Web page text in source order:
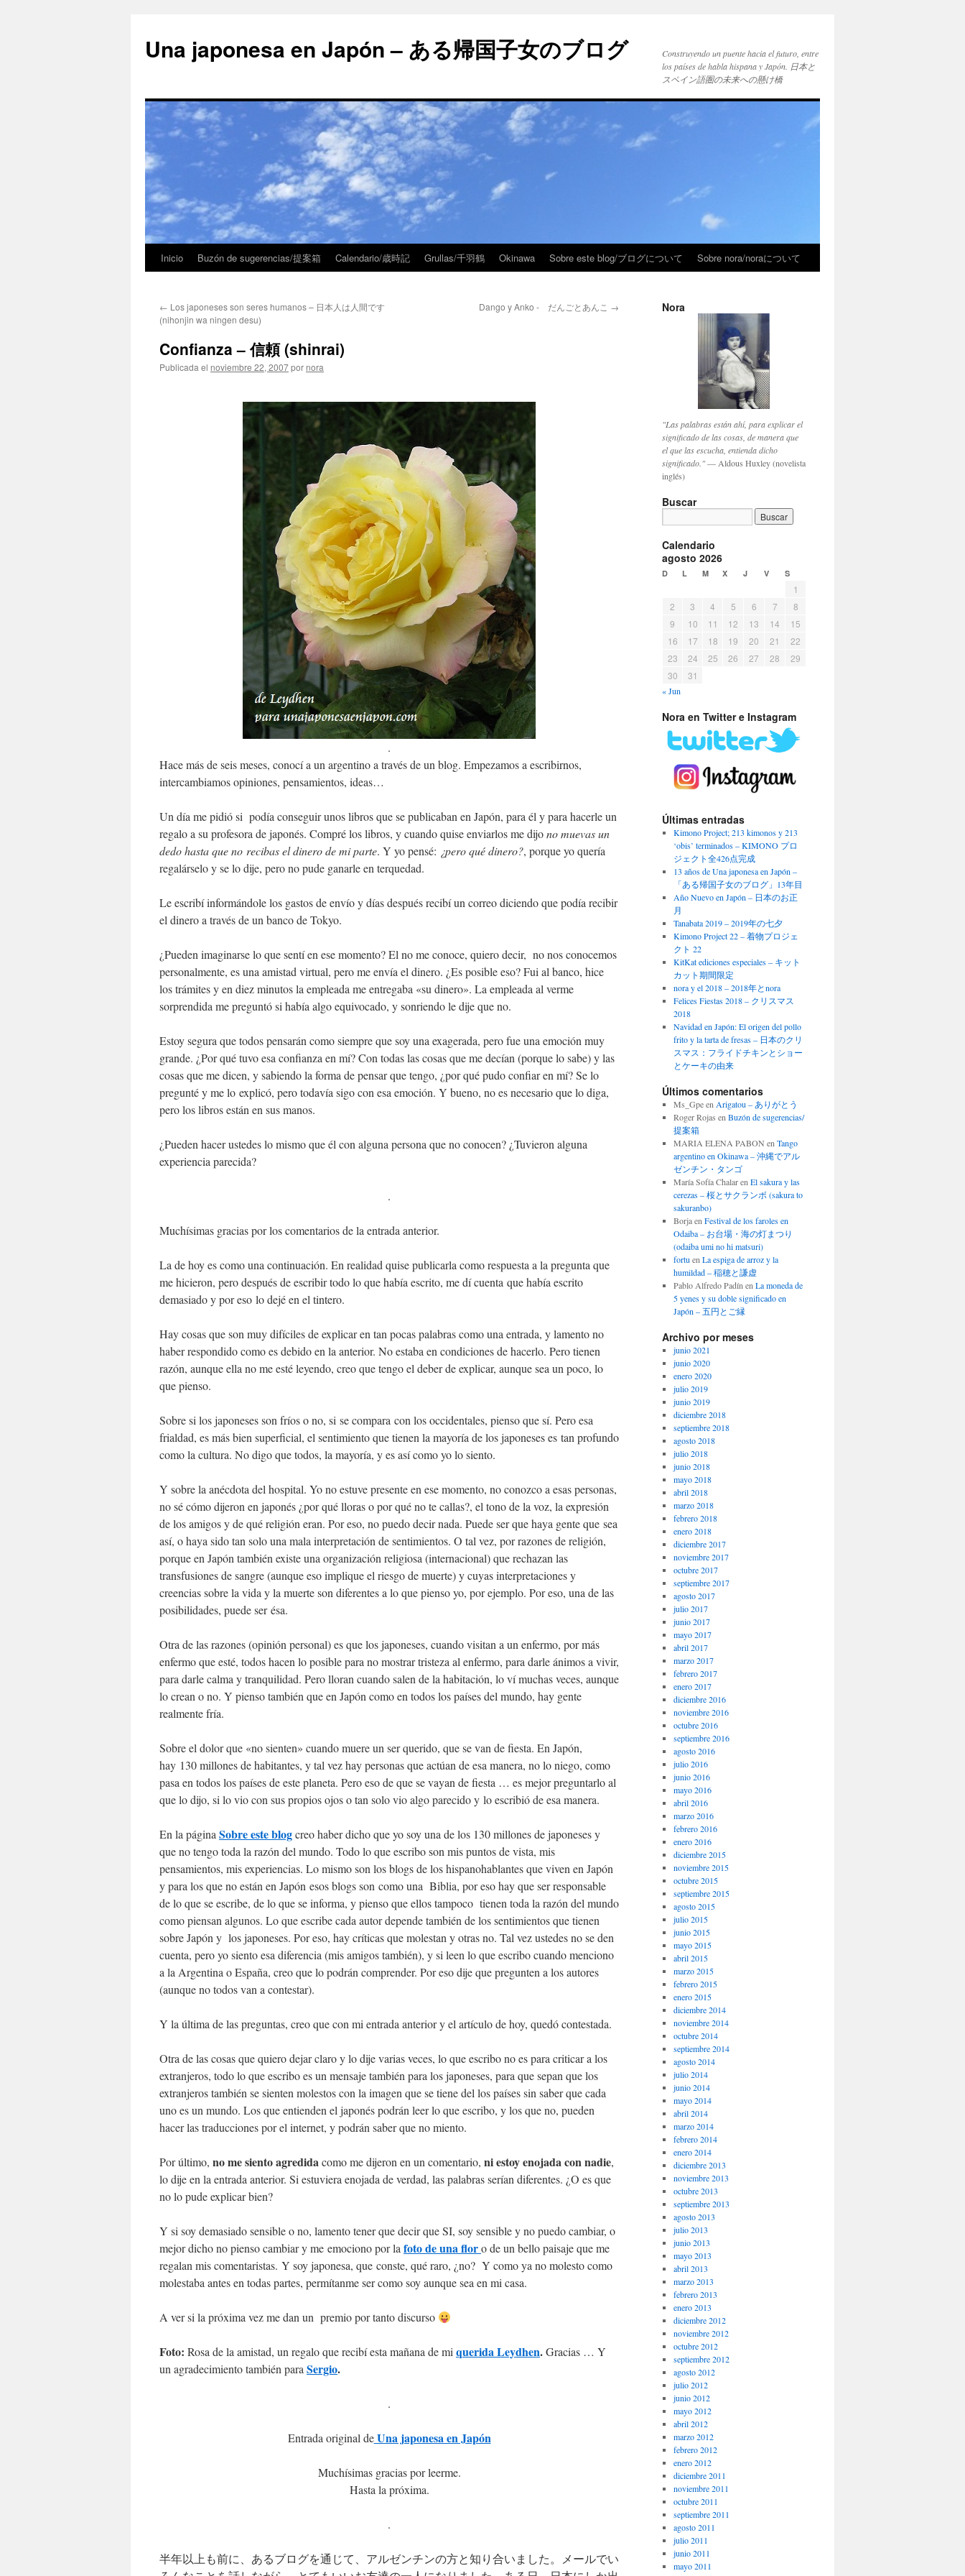
Una japonesa en Japón – ある帰国子女のブログ
Construyendo un puente hacia el futuro, entre
los países de habla hispana y Japón. 日本と
スペイン語圏の未来への懸け橋
Inicio Buzón de sugerencias/提案箱 Calendario/歳時記 Grullas/千羽鶴 Okinawa Sobre este blog/ブログについて Sobre nora/noraについて
← Los japoneses son seres humanos – 日本人は人間です
(nihonjin wa ningen desu)
Dango y Anko - だんごとあんこ →
Confianza – 信頼 (shinrai)
Publicada el noviembre 22, 2007por nora
.
Hace más de seis meses, conocí a un argentino a través de un blog. Empezamos a escribirnos,
intercambiamos opiniones, pensamientos, ideas…
Un día me pidió si podía conseguir unos libros que se publicaban en Japón, para él y para hacerle un
regalo a su profesora de japonés. Compré los libros, y cuando quise enviarlos me dijono muevas un
dedo hasta que no recibas el dinero de mi parte. Y yo pensé: ¿pero qué dinero?, porque yo quería
regalárselo y se lo dije, pero no pude ganarle en terquedad.
Le escribí informándole los gastos de envío y días después recibí un correo diciendo que podía recibir
el dinero a través de un banco de Tokyo.
¿Pueden imaginarse lo que sentí en ese momento? El no me conoce, quiero decir, no nos conocemos
personalmente, es una amistad virtual, pero me envía el dinero. ¿Es posible eso? Fui al banco, hice
los trámites y en diez minutos la empleada me entregaba «su dinero». La empleada al verme
sorprendida me preguntó si había algo equivocado, y sonriendo le dije que no.
Estoy segura que todos pensarán como siempre que soy una exagerada, pero fue una emoción muy
grande. ¿Por qué tuvo esa confianza en mí? Con todas las cosas que me decían (porque lo sabe) y las
cosas que me dicen, y sabiendo la forma de pensar que tengo, ¿por qué pudo confiar en mí? Se lo
pregunté y me lo explicó, pero todavía sigo con esa emoción. Y bueno, no es necesario que lo diga,
pero los libros están en sus manos.
¿Pueden hacer ustedes lo mismo que él con alguna persona que no conocen? ¿Tuvieron alguna
experiencia parecida?
.
Muchísimas gracias por los comentarios de la entrada anterior.
La de hoy es como una continuación. En realidad quise publicarla como respuesta a la pregunta que
me hicieron, pero después de escribir todo lo que había escrito, me dí cuenta que había escrito
demasiado y por eso lo dejé en el tintero.
Hay cosas que son muy difíciles de explicar en tan pocas palabras como una entrada, y lamento no
haber respondido como es debido en la anterior. No estaba en condiciones de hacerlo. Pero tienen
razón, aunque ella no me esté leyendo, creo que tengo el deber de explicar, aunque sea un poco, lo
que pienso.
Sobre si los japoneses son fríos o no, si se compara con los occidentales, pienso que sí. Pero esa
frialdad, es más bien superficial, el sentimiento que tienen la mayoría de los japoneses es tan profundo
como la cultura. No digo que todos, la mayoría, y es así como yo lo siento.
Y sobre la anécdota del hospital. Yo no estuve presente en ese momento, no conozco a esas personas,
no sé cómo dijeron en japonés ¿por qué lloras o por qué no te callas?, el tono de la voz, la expresión
de los amigos y de qué religión eran. Por eso, no puedo decir nada. Puede ser que haya gente que sea
así, o haya sido tan solo una mala interpretación de sentimientos. O tal vez, por razones de religión,
porque en Japón también existe una organización religiosa (internacional) que rechazan las
transfusiones de sangre (aunque eso implique el riesgo de muerte) y cuyas interpretaciones y
creencias sobre la vida y la muerte son diferentes a lo que pienso yo, por ejemplo. Por eso, una de las
posibilidades, puede ser ésa.
Otra de las razones (opinión personal) es que los japoneses, cuando visitan a un enfermo, por más
enfermo que esté, todos hacen lo posible para no mostrar tristeza al enfermo, para darle ánimos a vivir,
para darle calma y tranquilidad. Pero lloran cuando salen de la habitación, lo ví muchas veces, aunque
lo crean o no. Y pienso también que en Japón como en todos los países del mundo, hay gente
realmente fría.
Sobre el dolor que «no sienten» cuando muere un ser querido, que se van de fiesta. En Japón,
hay 130 millones de habitantes, y tal vez hay personas que actúan de esa manera, no lo niego, como
pasa en todos los países de este planeta. Pero eso de que se vayan de fiesta … es mejor preguntarlo al
que lo dijo, si lo vio con sus propios ojos o tan solo vio algo parecido y lo escribió de esa manera.
En la página Sobre este blogcreo haber dicho que yo soy una de los 130 millones de japoneses y
que no tengo toda la razón del mundo. Todo lo que escribo son mis puntos de vista, mis
pensamientos, mis experiencias. Lo mismo son los blogs de los hispanohablantes que viven en Japón
y para los que no están en Japón esos blogs son como una Biblia, por eso hay que ser responsable
de lo que se escribe, de lo que se informa, y pienso que ellos tampoco tienen toda la razón del mundo
como piensan algunos. Lo que escribe cada autor depende también de los sentimientos que tienen
sobre Japón y los japoneses. Por eso, hay críticas que molestan y otras no. Tal vez ustedes no se den
cuenta, pero yo siento esa diferencia (mis amigos también), y si leen lo que escribo cuando menciono
a la Argentina o España, creo que lo podrán comprender. Por eso dije que pregunten a los autores
(aunque no todos van a contestar).
Y la última de las preguntas, creo que con mi entrada anterior y el artículo de hoy, quedó contestada.
Otra de las cosas que quiero dejar claro y lo dije varias veces, lo que escribo no es para criticar a los
extranjeros, todo lo que escribo es un mensaje también para los japoneses, para que sepan que los
extranjeros también se sienten molestos con la imagen que se tiene del los países sin saber que cada
uno es un mundo. Los que entienden el japonés podrán leer lo que escribo, y los que no, pueden
hacer las traducciones por el internet, y podrán saber que no miento.
Por último, no me siento agredidacomo me dijeron en un comentario, ni estoy enojada con nadie,
lo dije en la entrada anterior. Si estuviera enojada de verdad, las palabras serían diferentes. ¿O es que
no lo pude explicar bien?
Y si soy demasiado sensible o no, lamento tener que decir que SI, soy sensible y no puedo cambiar, o
mejor dicho no pienso cambiar y me emociono por la foto de una floro de un bello paisaje que me
regalan mis comentaristas. Y soy japonesa, que conste, qué raro, ¿no? Y como ya no molesto como
molestaba antes en todas partes, permítanme ser como soy aunque sea en mi casa.
A ver si la próxima vez me dan un premio por tanto discurso
Foto: Rosa de la amistad, un regalo que recibí esta mañana de mi querida Leydhen.Gracias … Y
un agradecimiento también para Sergio.
.
Entrada original deUna japonesa en Japón
Muchísimas gracias por leerme.
Hasta la próxima.
.
半年以上も前に、あるブログを通じて、アルゼンチンの方と知り合いました。メールでい
Nora
"Las palabras están ahí, para explicar el
significado de las cosas, de manera que
el que las escucha, entienda dicho
significado."— Aldous Huxley (novelista
inglés)
Buscar
Calendario
agosto 2026
D L M X J V S
1
2
3 4 5 6 7
8
9
10 11 12 13 14
15
16
17 18 19 20 21
22
23
24 25 26 27 28
29
30
31
« Jun
Nora en Twitter e Instagram
Últimas entradas
Kimono Project; 213 kimonos y 213
‘obis’ terminados – KIMONO プロ
ジェクト全426点完成
13 años de Una japonesa en Japón –
「ある帰国子女のブログ」13年目
Año Nuevo en Japón – 日本のお正
月
Tanabata 2019 – 2019年の七夕
Kimono Project 22 – 着物プロジェ
クト 22
KitKat ediciones especiales – キット
カット期間限定
nora y el 2018 – 2018年とnora
Felices Fiestas 2018 – クリスマス
2018
Navidad en Japón: El origen del pollo
frito y la tarta de fresas – 日本のクリ
スマス：フライドチキンとショー
とケーキの由来
Últimos comentarios
Ms_Gpeen Arigatou – ありがとう
Roger Rojas en Buzón de sugerencias/
提案箱
MARIA ELENA PABON en Tango
argentino en Okinawa – 沖縄でアル
ゼンチン・タンゴ
María Sofía Chalaren El sakura y las
cerezas – 桜とサクランボ (sakura to
sakuranbo)
Borjaen Festival de los faroles en
Odaiba – お台場・海の灯まつり
(odaiba umi no hi matsuri)
fortu en La espiga de arroz y la
humildad – 稲穂と謙虚
Pablo Alfredo Padín en La moneda de
5 yenes y su doble significado en
Japón – 五円とご縁
Archivo por meses
junio 2021
junio 2020
enero 2020
julio 2019
junio 2019
diciembre 2018
septiembre 2018
agosto 2018
julio 2018
junio 2018
mayo 2018
abril 2018
marzo 2018
febrero 2018
enero 2018
diciembre 2017
noviembre 2017
octubre 2017
septiembre 2017
agosto 2017
julio 2017
junio 2017
mayo 2017
abril 2017
marzo 2017
febrero 2017
enero 2017
diciembre 2016
noviembre 2016
octubre 2016
septiembre 2016
agosto 2016
julio 2016
junio 2016
mayo 2016
abril 2016
marzo 2016
febrero 2016
enero 2016
diciembre 2015
noviembre 2015
octubre 2015
septiembre 2015
agosto 2015
julio 2015
junio 2015
mayo 2015
abril 2015
marzo 2015
febrero 2015
enero 2015
diciembre 2014
noviembre 2014
octubre 2014
septiembre 2014
agosto 2014
julio 2014
junio 2014
mayo 2014
abril 2014
marzo 2014
febrero 2014
enero 2014
diciembre 2013
noviembre 2013
octubre 2013
septiembre 2013
agosto 2013
julio 2013
junio 2013
mayo 2013
abril 2013
marzo 2013
febrero 2013
enero 2013
diciembre 2012
noviembre 2012
octubre 2012
septiembre 2012
agosto 2012
julio 2012
junio 2012
mayo 2012
abril 2012
marzo 2012
febrero 2012
enero 2012
diciembre 2011
noviembre 2011
octubre 2011
septiembre 2011
agosto 2011
julio 2011
junio 2011
mayo 2011